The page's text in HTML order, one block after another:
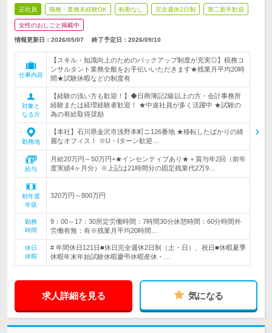
正社員 職種・業種未経験OK 転勤なし 完全週休2日制 第二新卒歓迎
女性のおしごと掲載中
情報更新日：2026/05/07 終了予定日： 2026/09/10
仕事内容
【スキル・知識向上のためのバックアップ制度が充実◎】税務コ
ンサルタント業務全般をお手伝いいただきます★残業月平均20時
間★試験休暇などの制度有
対象と
なる方
【経験の浅い方も歓迎！】◆日商簿記2級以上の方・会計事務所
経験または経理経験者歓迎！ ★中途社員が多く活躍中 ★試験の
為の有給取得奨励
勤務地
【本社】石川県金沢市浅野本町ニ126番地 ★移転したばかりの綺
麗なオフィス！ ※U・Iターン歓迎…
給与
月給20万円～50万円+★インセンティブあり★＋賞与年2回（前年
度実績4ヶ月分）※上記は21時間分の固定残業代2万9…
初年度
年収
320万円～800万円
勤務
時間
9：00～17：30所定労働時間：7時間30分休憩時間：60分時間外
労働有無：有※残業月平均20時間…
休日
休暇
# 年間休日121日■休日完全週休2日制（土・日）、祝日■休暇夏季
休暇年末年始試験休暇慶弔休暇産休・…
求人詳細を見る 気になる